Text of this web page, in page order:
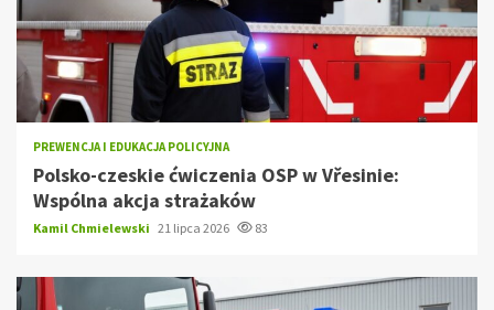
PREWENCJA I EDUKACJA POLICYJNA
Polsko-czeskie ćwiczenia OSP w Vřesinie:
Wspólna akcja strażaków
Kamil Chmielewski 21 lipca 2026 83